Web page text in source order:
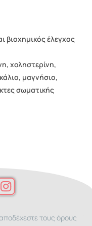
βιοχημικός έλεγχος
χοληστερίνη,
μαγνήσιο,
σωματικής
τους όρους